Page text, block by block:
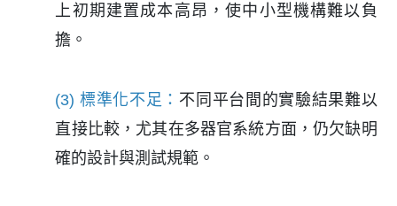
上初期建置成本高昂，使中小型機構難以負
擔。
(3) 標準化不足： 不同平台間的實驗結果難以
直接比較，尤其在多器官系統方面，仍欠缺明
確的設計與測試規範。